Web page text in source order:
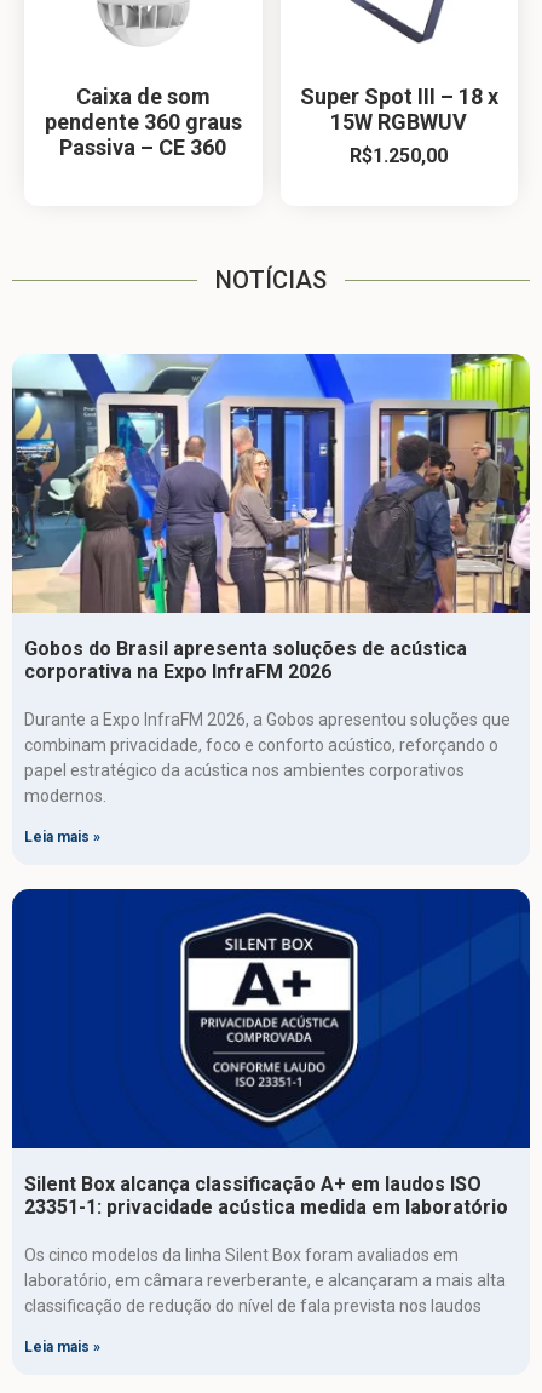
Caixa de som
pendente 360 graus
Passiva – CE 360
Super Spot III – 18 x
15W RGBWUV
R$1.250,00
NOTÍCIAS
Gobos do Brasil apresenta soluções de acústica
corporativa na Expo InfraFM 2026
Durante a Expo InfraFM 2026, a Gobos apresentou soluções que
combinam privacidade, foco e conforto acústico, reforçando o
papel estratégico da acústica nos ambientes corporativos
modernos.
Leia mais »
Silent Box alcança classificação A+ em laudos ISO
23351-1: privacidade acústica medida em laboratório
Os cinco modelos da linha Silent Box foram avaliados em
laboratório, em câmara reverberante, e alcançaram a mais alta
classificação de redução do nível de fala prevista nos laudos
Leia mais »